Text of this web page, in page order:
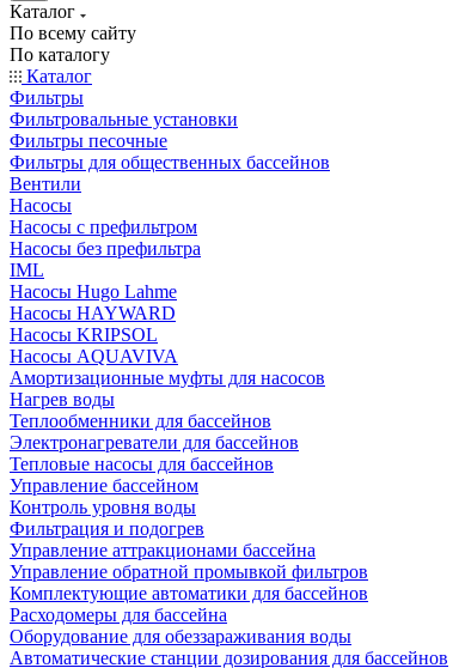
Каталог
По всему сайту
По каталогу
Каталог
Фильтры
Фильтровальные установки
Фильтры песочные
Фильтры для общественных бассейнов
Вентили
Насосы
Насосы с префильтром
Насосы без префильтра
IML
Насосы Hugo Lahme
Насосы HAYWARD
Насосы KRIPSOL
Насосы AQUAVIVA
Амортизационные муфты для насосов
Нагрев воды
Теплообменники для бассейнов
Электронагреватели для бассейнов
Тепловые насосы для бассейнов
Управление бассейном
Контроль уровня воды
Фильтрация и подогрев
Управление аттракционами бассейна
Управление обратной промывкой фильтров
Комплектующие автоматики для бассейнов
Расходомеры для бассейна
Оборудование для обеззараживания воды
Автоматические станции дозирования для бассейнов